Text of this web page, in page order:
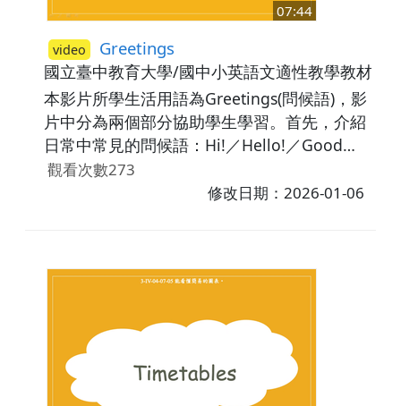
07:44
video Greetings
國立臺中教育大學/國中小英語文適性教學教材研
本影片所學生活用語為Greetings(問候語)，影
片中分為兩個部分協助學生學習。首先，介紹
日常中常見的問候語：Hi!／Hello!／Good
morning!／Good afternoon!／Good
evening!／How's your day?／How are you?
關的回應句如：It's okay.／It's not too bad.／
having a bad day.。
觀看次數273
修改日期：2026-01-06